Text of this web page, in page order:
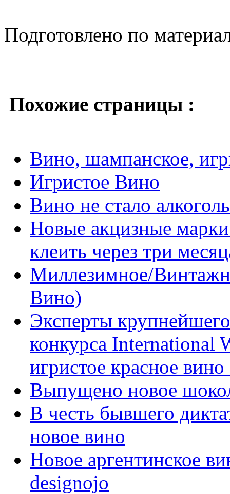
Подготовлено по
Похожие страницы :
Вино, шампанское,
Игристое Вино
Вино не стало
Новые акцизные
клеить через три
Миллезимное/
Вино)
Эксперты
конкурса International
игристое красное
Выпущено новое
В честь бывшего
новое вино
Новое аргентинское
designojo